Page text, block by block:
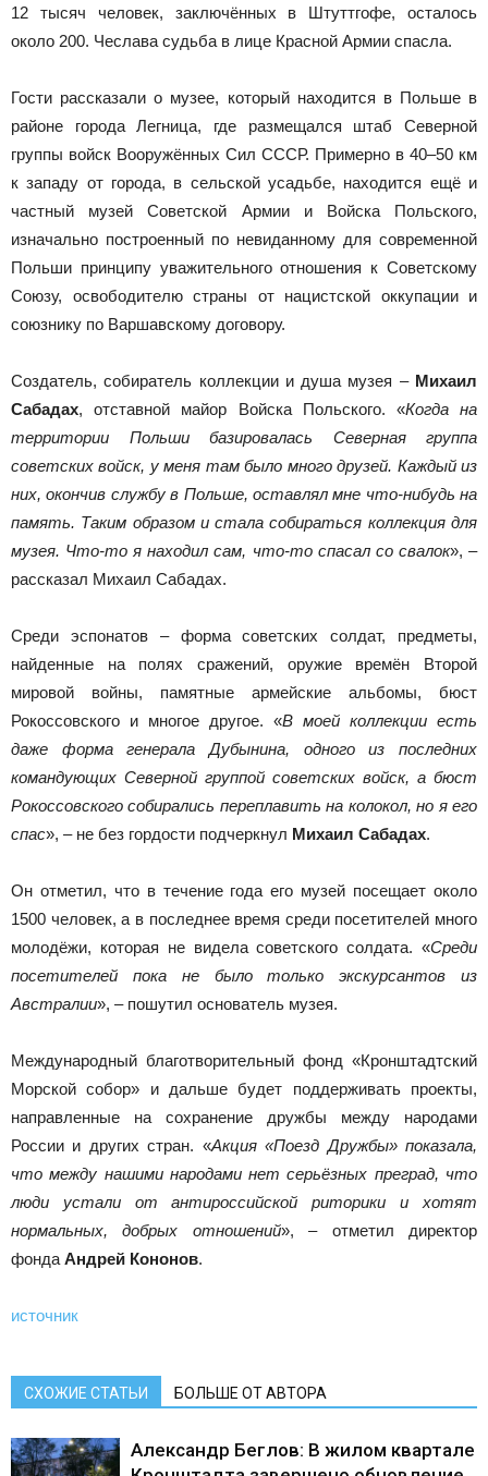
12 тысяч человек, заключённых в Штуттгофе, осталось
около 200. Чеслава судьба в лице Красной Армии спасла.
Гости рассказали о музее, который находится в Польше в
районе города Легница, где размещался штаб Северной
группы войск Вооружённых Сил СССР. Примерно в 40–50 км
к западу от города, в сельской усадьбе, находится ещё и
частный музей Советской Армии и Войска Польского,
изначально построенный по невиданному для современной
Польши принципу уважительного отношения к Советскому
Союзу, освободителю страны от нацистской оккупации и
союзнику по Варшавскому договору.
Создатель, собиратель коллекции и душа музея – Михаил
Сабадах, отставной майор Войска Польского. «Когда на
территории Польши базировалась Северная группа
советских войск, у меня там было много друзей. Каждый из
них, окончив службу в Польше, оставлял мне что-нибудь на
память. Таким образом и стала собираться коллекция для
музея. Что-то я находил сам, что-то спасал со свалок», –
рассказал Михаил Сабадах.
Среди эспонатов – форма советских солдат, предметы,
найденные на полях сражений, оружие времён Второй
мировой войны, памятные армейские альбомы, бюст
Рокоссовского и многое другое. «В моей коллекции есть
даже форма генерала Дубынина, одного из последних
командующих Северной группой советских войск, а бюст
Рокоссовского собирались переплавить на колокол, но я его
спас», – не без гордости подчеркнул Михаил Сабадах.
Он отметил, что в течение года его музей посещает около
1500 человек, а в последнее время среди посетителей много
молодёжи, которая не видела советского солдата. «Среди
посетителей пока не было только экскурсантов из
Австралии», – пошутил основатель музея.
Международный благотворительный фонд «Кронштадтский
Морской собор» и дальше будет поддерживать проекты,
направленные на сохранение дружбы между народами
России и других стран. «Акция «Поезд Дружбы» показала,
что между нашими народами нет серьёзных преград, что
люди устали от антироссийской риторики и хотят
нормальных, добрых отношений», – отметил директор
фондаАндрей Кононов.
источник
СХОЖИЕ СТАТЬИ БОЛЬШЕ ОТ АВТОРА
Александр Беглов: В жилом квартале